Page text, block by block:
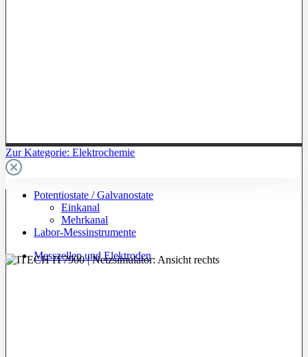
Zur Kategorie: Elektrochemie
Potentiostate / Galvanostate
Einkanal
Mehrkanal
Labor-Messinstrumente
Messzellen und Elektroden